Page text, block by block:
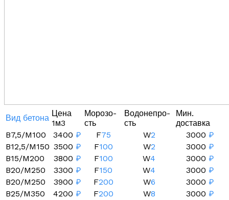
Вид бетона Цена
1м3
Морозо-
сть
Водонепро-
сть
Мин.
доставка
B7,5/M100
3400 ₽ F75 W2 3000 ₽
B12,5/M150 3500 ₽ F100 W2 3000 ₽
B15/M200
3800 ₽ F100 W4 3000 ₽
B20/M250
3300 ₽ F150 W4 3000 ₽
B20/M250
3900 ₽ F200 W6 3000 ₽
B25/M350
4200 ₽ F200 W8 3000 ₽